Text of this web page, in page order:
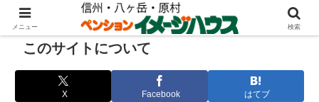
このサイトについて
X Facebook はてブ
メニュー 検索